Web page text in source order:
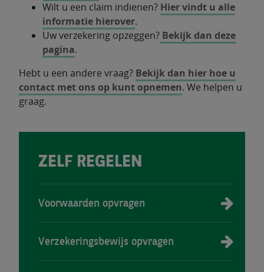
Wilt u een claim indienen? Hier vindt u alle
informatie hierover.
Uw verzekering opzeggen? Bekijk dan deze
pagina.
Hebt u een andere vraag? Bekijk dan hier hoe u
contact met ons op kunt opnemen. We helpen u
graag.
ZELF REGELEN
Voorwaarden opvragen
Verzekeringsbewijs opvragen